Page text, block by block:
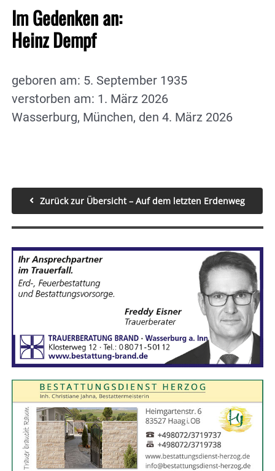
Im Gedenken an:
Heinz Dempf
geboren am: 5. September 1935
verstorben am: 1. März 2026
Wasserburg, München, den 4. März 2026
Zurück zur Übersicht – Auf dem letzten Erdenweg